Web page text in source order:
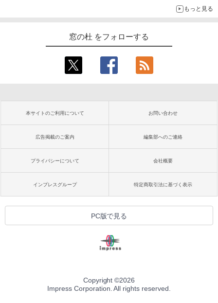
もっと見る
窓の杜 をフォローする
本サイトのご利用について お問い合わせ
広告掲載のご案内 編集部へのご連絡
プライバシーについて 会社概要
インプレスグループ 特定商取引法に基づく表示
PC版で見る
Copyright ©2026
Impress Corporation. All rights reserved.